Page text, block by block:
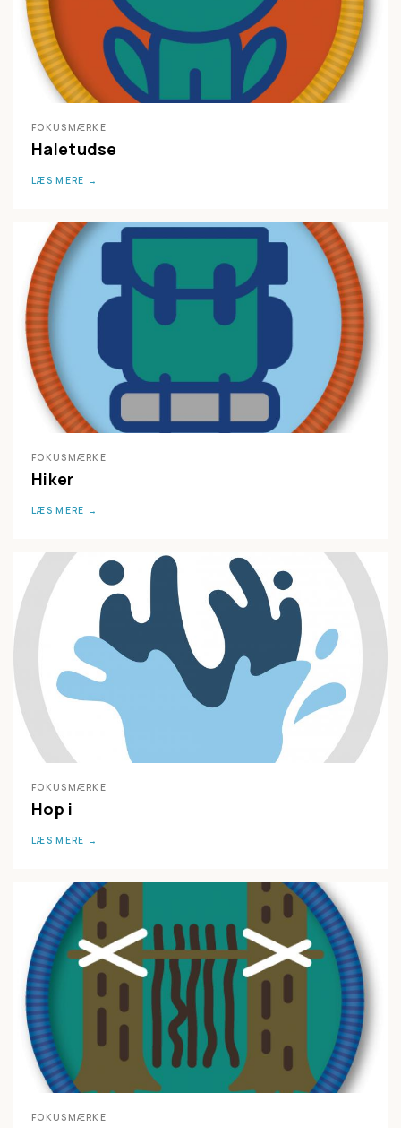
FOKUSMÆRKE
Haletudse
LÆS MERE
FOKUSMÆRKE
Hiker
LÆS MERE
FOKUSMÆRKE
Hop i
LÆS MERE
FOKUSMÆRKE